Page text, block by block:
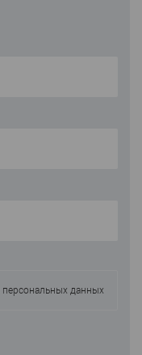
данных